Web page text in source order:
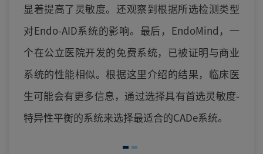
显着提高了灵敏度。还观察到根据所选检测类型
对Endo-AID系统的影响。最后，EndoMind，一
个在公立医院开发的免费系统，已被证明与商业
系统的性能相似。根据这里介绍的结果，临床医
生可能会有更多信息，通过选择具有首选灵敏度-
特异性平衡的系统来选择最适合的CADe系统。